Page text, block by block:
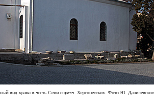
вид храма в честь Семи сщмчч. Херсонесских. Фото Ю.